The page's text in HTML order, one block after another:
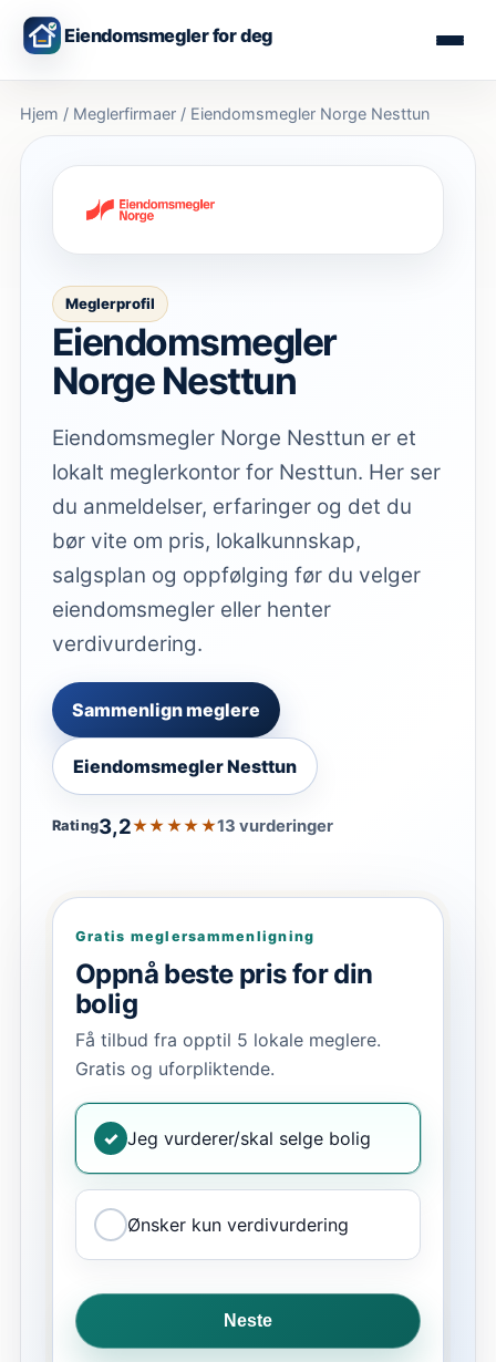
Eiendomsmegler for deg
Hjem / Meglerfirmaer / Eiendomsmegler Norge Nesttun
Meglerprofil
Eiendomsmegler
Norge Nesttun
Eiendomsmegler Norge Nesttun er et
lokalt meglerkontor for Nesttun. Her ser
du anmeldelser, erfaringer og det du
bør vite om pris, lokalkunnskap,
salgsplan og oppfølging før du velger
eiendomsmegler eller henter
verdivurdering.
Sammenlign meglere
Eiendomsmegler Nesttun
Rating3,2★★★★★13 vurderinger
Gratis meglersammenligning
Oppnå beste pris for din
bolig
Få tilbud fra opptil 5 lokale meglere.
Gratis og uforpliktende.
✓ Jeg vurderer/skal selge bolig
Ønsker kun verdivurdering
Neste